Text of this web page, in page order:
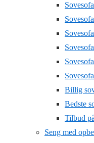
Billig
Bedste
Tilbud
Seng med